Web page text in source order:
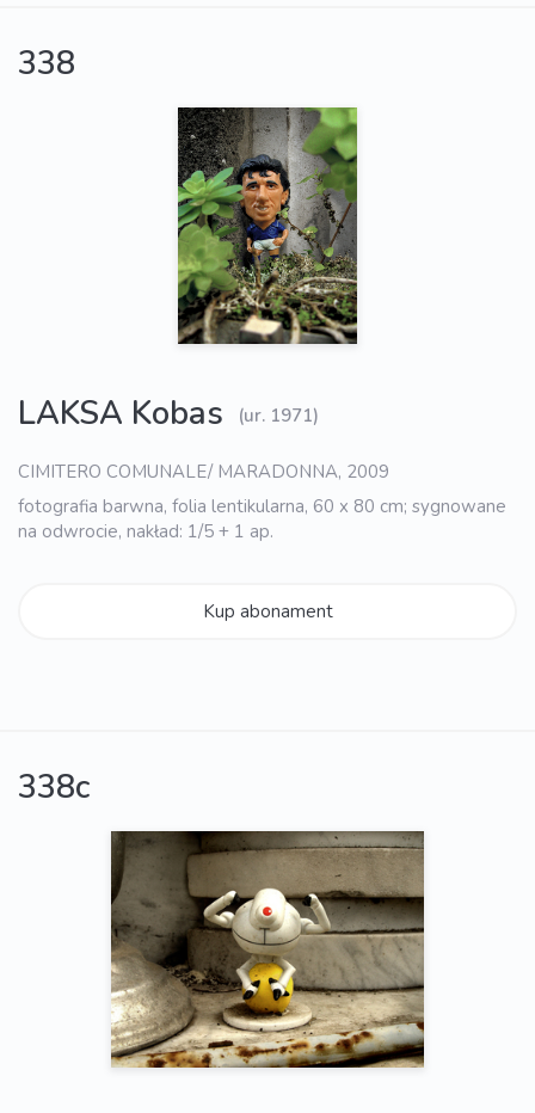
338
LAKSA Kobas (ur. 1971)
CIMITERO COMUNALE/ MARADONNA, 2009
fotografia barwna, folia lentikularna, 60 x 80 cm; sygnowane
na odwrocie, nakład: 1/5 + 1 ap.
Kup abonament
338c